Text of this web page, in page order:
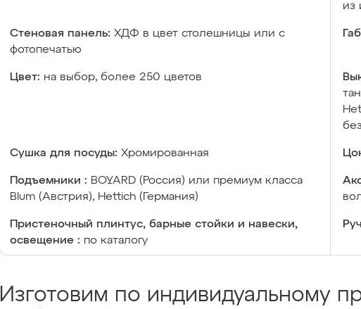
из
Стеновая панель: ХДФ в цвет столешницы или с
фотопечатью
Цвет: на выбор, более 250 цветов
Сушка для посуды: Хромированная
Подъемники : BOYARD (Россия) или премиум класса
Blum (Австрия), Hettich (Германия)
Пристеночный плинтус, барные стойки и навески,
освещение : по каталогу
Изготовим по индивидуальному